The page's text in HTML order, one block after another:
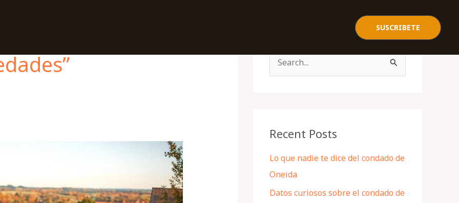
SUSCRIBETE
c
f
o
r
Recent Posts
Lo que nadie te dice del condado de
Oneida
Datos curiosos sobre el condado de